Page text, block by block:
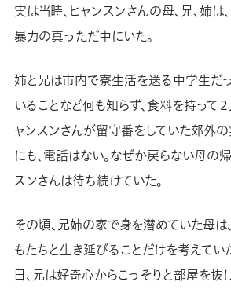
実は当時、ヒャンスンさんの母、兄、姉
暴力の真っただ中にいた。
姉と兄は市内で寮生活を送る中学生だ
いることなど何も知らず、食料を持って
ャンスンさんが留守番をしていた郊外
にも、電話はない。なぜか戻らない母の
スンさんは待ち続けていた。
その頃、兄姉の家で身を潜めていた母は
もたちと生き延びることだけを考えてい
日、兄は好奇心からこっそりと部屋を抜